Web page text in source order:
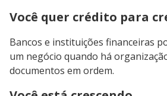
Você quer crédito para
Bancos e instituições financeiras
um negócio quando há
documentos em ordem.